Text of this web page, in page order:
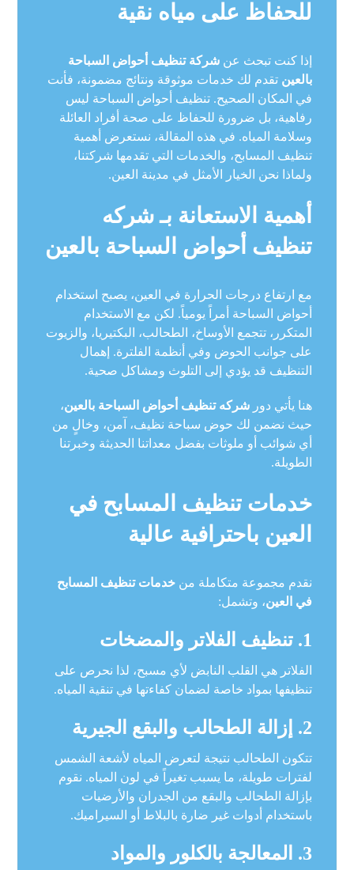
للحفاظ على مياه نقية
إذا كنت تبحث عنشركة تنظيف أحواض السباحة
بالعين تقدم لك خدمات موثوقة ونتائج مضمونة، فأنت
في المكان الصحيح. تنظيف أحواض السباحة ليس
رفاهية، بل ضرورة للحفاظ على صحة أفراد العائلة
وسلامة المياه. في هذه المقالة، نستعرض أهمية
تنظيف المسابح، والخدمات التي تقدمها شركتنا،
ولماذا نحن الخيار الأمثل في مدينة العين.
أهمية الاستعانة بـ شركه
تنظيف أحواض السباحة بالعين
مع ارتفاع درجات الحرارة في العين، يصبح استخدام
أحواض السباحة أمراً يومياً. لكن مع الاستخدام
المتكرر، تتجمع الأوساخ، الطحالب، البكتيريا، والزيوت
على جوانب الحوض وفي أنظمة الفلترة. إهمال
التنظيف قد يؤدي إلى التلوث ومشاكل صحية.
هنا يأتي دورشركه تنظيف أحواض السباحة بالعين،
حيث نضمن لك حوض سباحة نظيف، آمن، وخالٍ من
أي شوائب أو ملوثات بفضل معداتنا الحديثة وخبرتنا
الطويلة.
خدمات تنظيف المسابح في
العين باحترافية عالية
نقدم مجموعة متكاملة منخدمات تنظيف المسابح
في العين، وتشمل:
1. تنظيف الفلاتر والمضخات
الفلاتر هي القلب النابض لأي مسبح، لذا نحرص على
تنظيفها بمواد خاصة لضمان كفاءتها في تنقية المياه.
2. إزالة الطحالب والبقع الجيرية
تتكون الطحالب نتيجة لتعرض المياه لأشعة الشمس
لفترات طويلة، ما يسبب تغيراً في لون المياه. نقوم
بإزالة الطحالب والبقع من الجدران والأرضيات
باستخدام أدوات غير ضارة بالبلاط أو السيراميك.
3. المعالجة بالكلور والمواد